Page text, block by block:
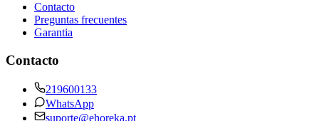
Contacto
Preguntas frecuentes
Garantia
Contacto
219600133
WhatsApp
suporte@ehoreka.pt